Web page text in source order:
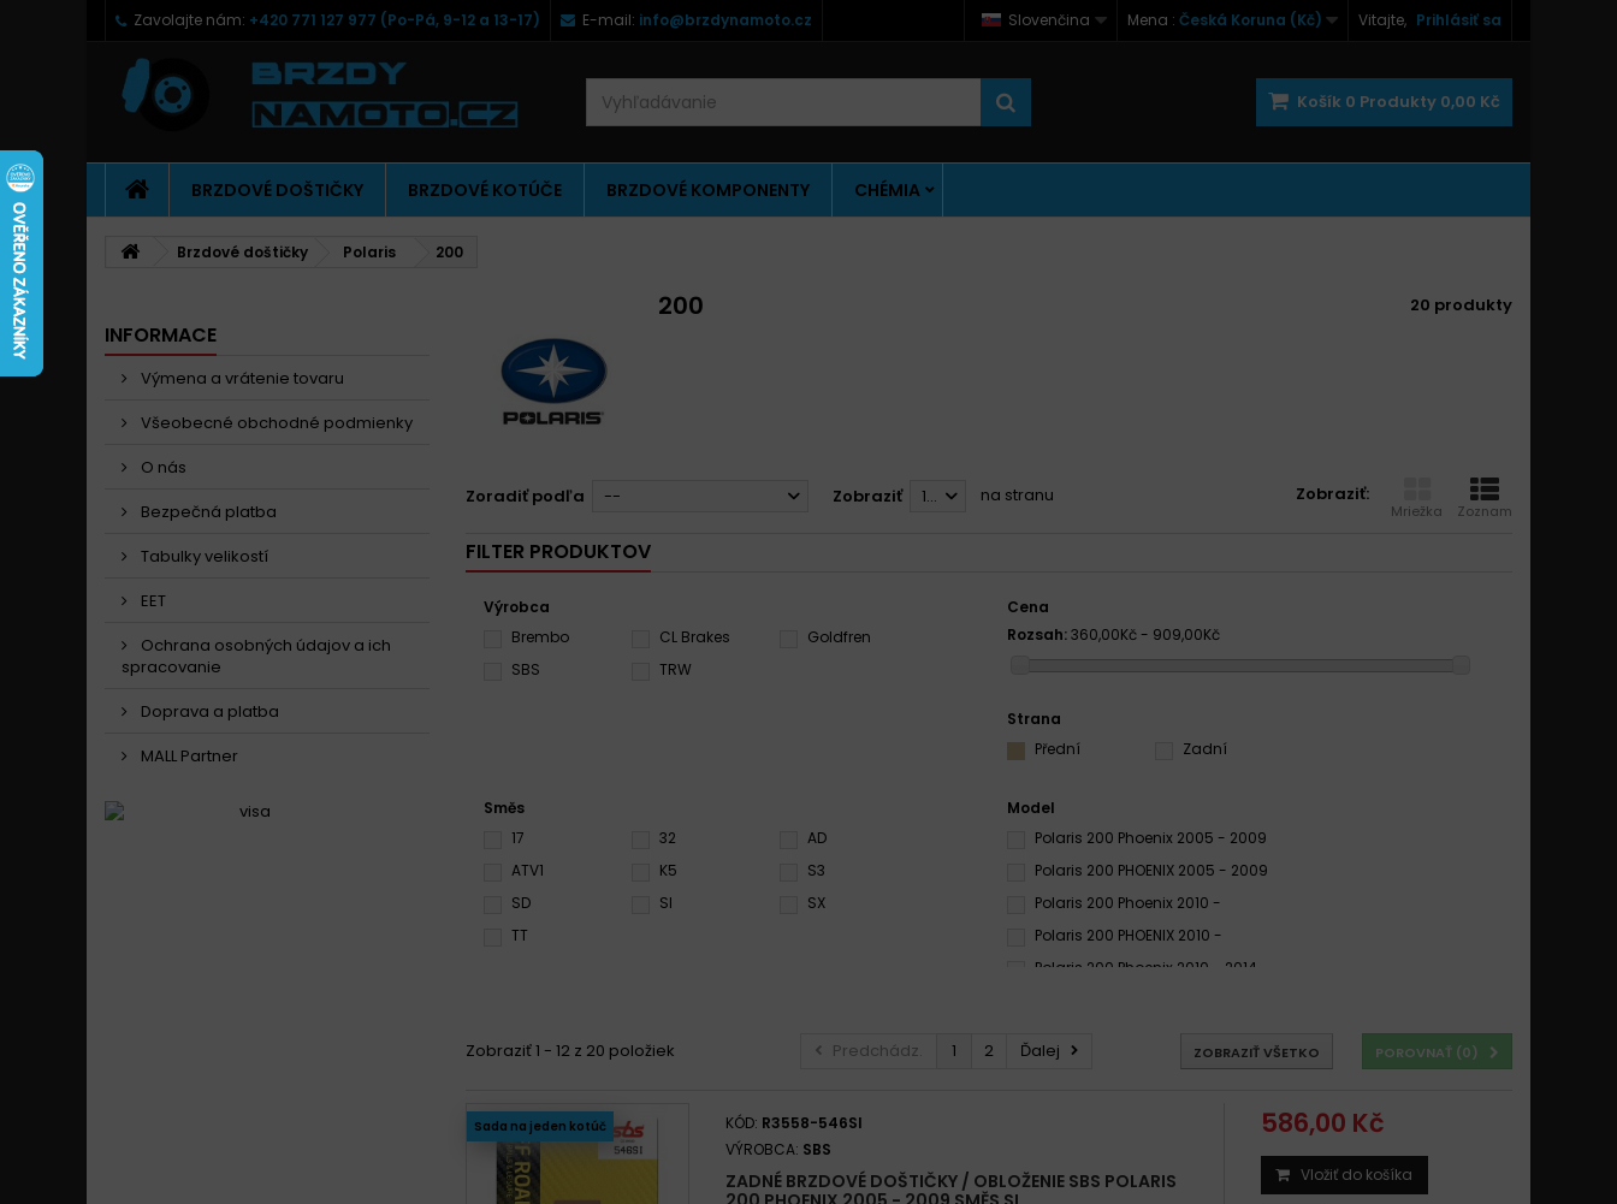
Vitajte, Prihlásiť sa
Mena : Česká Koruna (Kč)
Slovenčina
Zavolajte nám: +420 771 127 977 (Po-Pá, 9-12 a 13-17) E-mail: info@brzdynamoto.cz
Košík 0 Produkty 0,00 Kč
BRZDOVÉ DOŠTIČKY BRZDOVÉ KOTÚČE BRZDOVÉ KOMPONENTY CHÉMIA
Brzdové doštičky Polaris 200
INFORMACE
Výmena a vrátenie tovaru
Všeobecné obchodné podmienky
O nás
Bezpečná platba
Tabulky velikostí
EET
Ochrana osobných údajov a ich
spracovanie
Doprava a platba
MALL Partner
200 20 produkty
Zobraziť:
Mriežka Zoznam
Zoradiť podľa -- Zobraziť 12 na stranu
FILTER PRODUKTOV
Výrobca
Brembo
CL Brakes
Goldfren
SBS
TRW
Cena
Rozsah:360,00Kč - 909,00Kč
Strana
Přední
Zadní
Směs
17
32
AD
ATV1
K5
S3
SD
SI
SX
TT
Model
Polaris 200 Phoenix 2005 - 2009
Polaris 200 PHOENIX 2005 - 2009
Polaris 200 Phoenix 2010 -
Polaris 200 PHOENIX 2010 -
Polaris 200 Phoenix 2010 - 2014
Polaris Phoenix 200 2005-2014
POROVNAŤ (0)
Predchádz. 1 2 Ďalej ZOBRAZIŤ VŠETKO
Zobraziť 1 - 12 z 20 položiek
Sada na jeden kotúč KÓD: R3558-546SI
VÝROBCA: SBS
ZADNÉ BRZDOVÉ DOŠTIČKY / OBLOŽENIE SBS POLARIS
586,00 Kč
Vložiť do košíka